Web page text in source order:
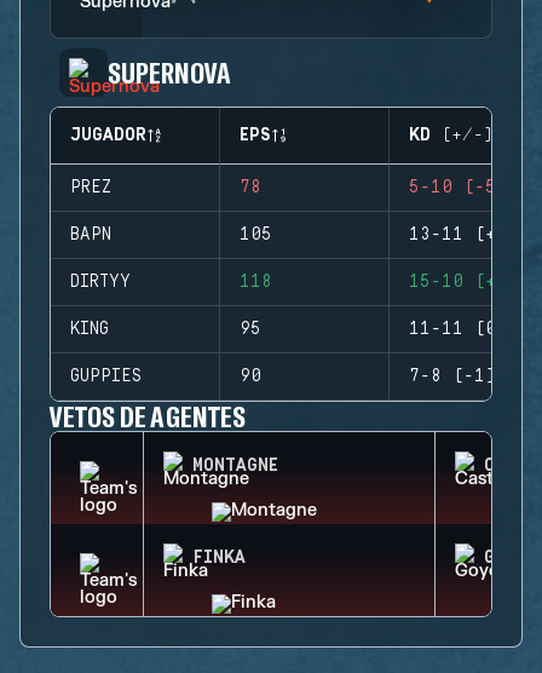
SUPERNOVA
JUGADOR EPS KD (+/-)
PREZ 78 5-10 (-5)
BAPN 105 13-11 (+2)
DIRTYY 118 15-10 (+5)
KING 95 11-11 (0)
GUPPIES 90 7-8 (-1)
VETOS DE AGENTES
MONTAGNE
FINKA GOYO